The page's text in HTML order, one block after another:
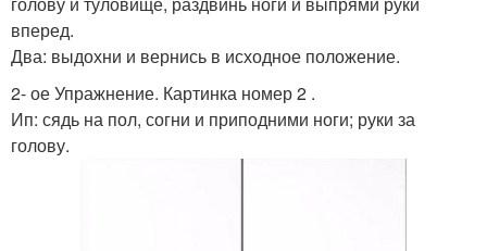
вперед.
Два: выдохни и вернись в исходное положение.
2- ое Упражнение. Картинка номер 2 .
Ип: сядь на пол, согни и приподними ноги; руки за
голову.